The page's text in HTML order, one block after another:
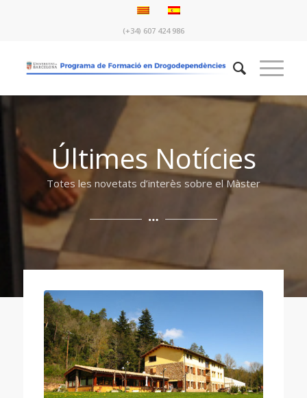
(+34) 607 424 986
Últimes Notícies
Totes les novetats d’interès sobre el Màster